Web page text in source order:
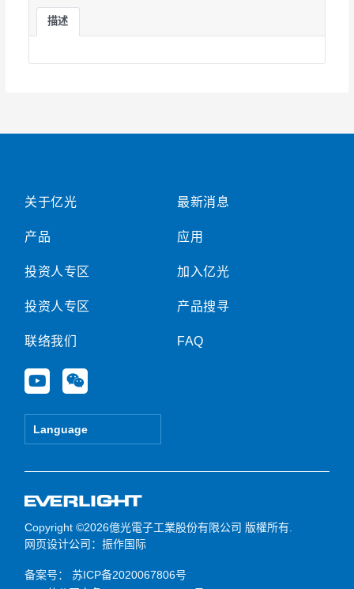
描述
关于亿光
产品
投资人专区
投资人专区
联络我们
Y
o
u
e
W
e
i
Language
最新消息
应用
加入亿光
产品搜寻
FAQ
Copyright ©2026億光電子工業股份有限公司 版權所有.
网页设计公司 ：振作国际
备案号：
苏ICP备2020067806号